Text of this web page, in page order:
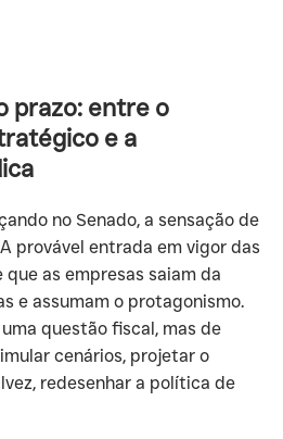
prazo: entre o
e a
no Senado, a sensação de
provável entrada em vigor das
as empresas saiam da
e assumam o protagonismo.
questão fiscal, mas de
cenários, projetar o
redesenhar a política de